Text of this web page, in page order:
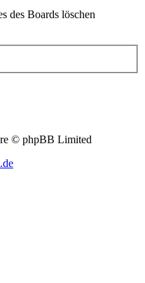
des Boards löschen
© phpBB Limited